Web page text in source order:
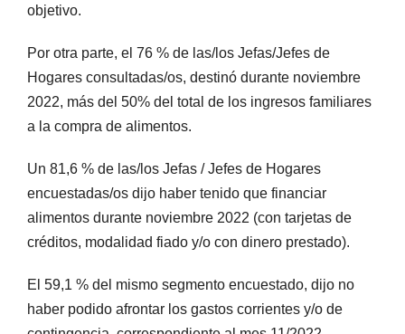
objetivo.
Por otra parte, el 76 % de las/los Jefas/Jefes de
Hogares consultadas/os, destinó durante noviembre
2022, más del 50% del total de los ingresos familiares
a la compra de alimentos.
Un 81,6 % de las/los Jefas / Jefes de Hogares
encuestadas/os dijo haber tenido que financiar
alimentos durante noviembre 2022 (con tarjetas de
créditos, modalidad fiado y/o con dinero prestado).
El 59,1 % del mismo segmento encuestado, dijo no
haber podido afrontar los gastos corrientes y/o de